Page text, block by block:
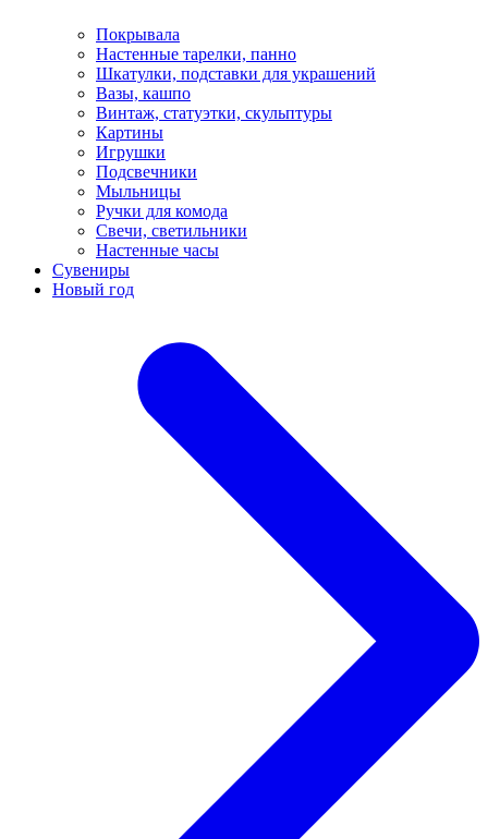
Покрывала
Настенные тарелки, панно
Шкатулки, подставки для украшений
Вазы, кашпо
Винтаж, статуэтки, скульптуры
Картины
Игрушки
Подсвечники
Мыльницы
Ручки для комода
Свечи, светильники
Настенные часы
Сувениры
Новый год